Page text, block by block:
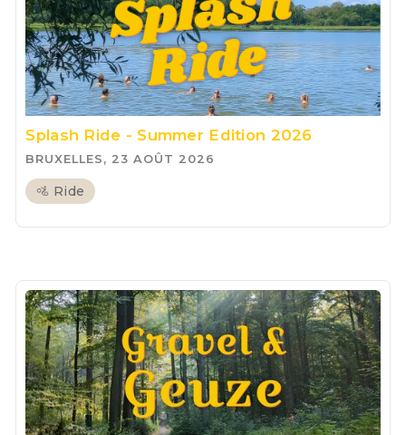
Splash Ride - Summer Edition 2026
BRUXELLES, 23 AOÛT 2026
🚵 Ride